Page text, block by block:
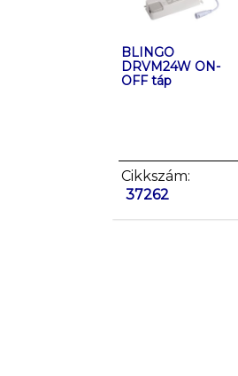
BLINGO
DRVM24W ON-
OFF táp
Cikkszám:
37262